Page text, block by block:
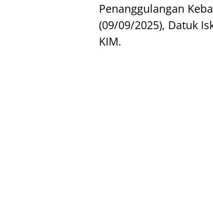
Penanggulangan
(09/09/2025), Datuk
KIM.